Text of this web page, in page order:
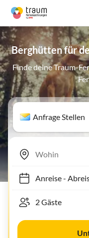
Berghütten für
Finde deine Traum-
Anfrage Stellen
Anreise- Abreise